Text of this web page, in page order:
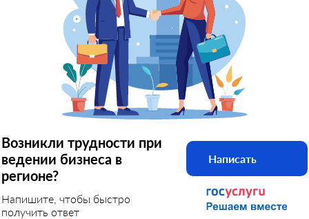
Возникли трудности при
ведении бизнеса в
регионе?
Напишите, чтобы быстро
получить ответ
Написать